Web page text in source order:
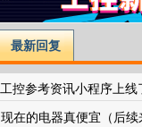
最新回复
工控参考资讯小程序上线
现在的电器真便宜（后续